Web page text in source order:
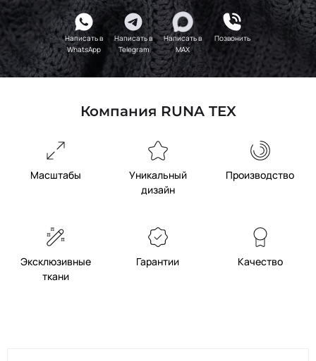
Написать в
WhatsApp
Написать в
Telegram
Написать в
MAX
Позвонить
Компания RUNA TEX
Масштабы
Уникальный
дизайн
Производство
Эксклюзивные
ткани
Гарантии Качество